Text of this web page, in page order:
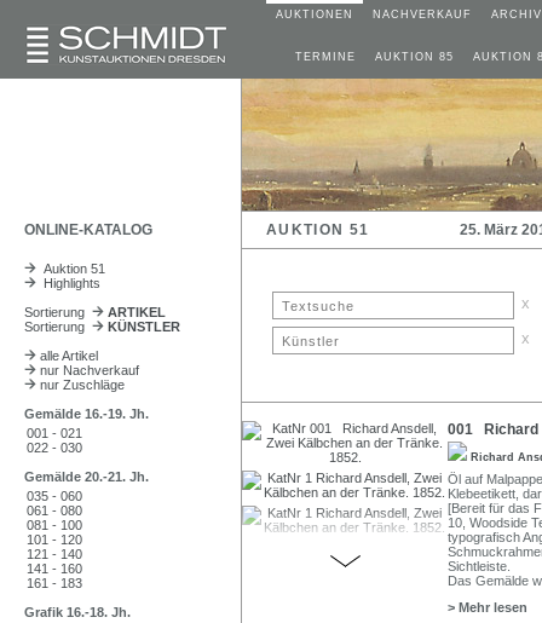
AUKTIONEN NACHVERKAUF ARCHIV
TERMINE AUKTION 85 AUKTION
ONLINE-KATALOG AUKTION 51 25. März
Auktion 51
Highlights
Sortierung
ARTIKEL
Sortierung
KÜNSTLER
alle Artikel
nur Nachverkauf
nur Zuschläge
Gemälde 16.-19. Jh.
001 - 021
022 - 030
Gemälde 20.-21. Jh.
035 - 060
061 - 080
081 - 100
101 - 120
121 - 140
141 - 160
161 - 183
Grafik 16.-18. Jh.
x
x
001 Richard
Richard
Öl auf
Klebeetikett,
[Bereit für das
10, Woodside
typografisch
Sichtleiste.
Das Gemälde
> Mehr lesen